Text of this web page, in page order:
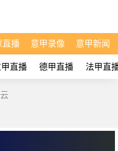
直播 意甲录像 意甲新闻
甲直播 德甲直播 法甲直